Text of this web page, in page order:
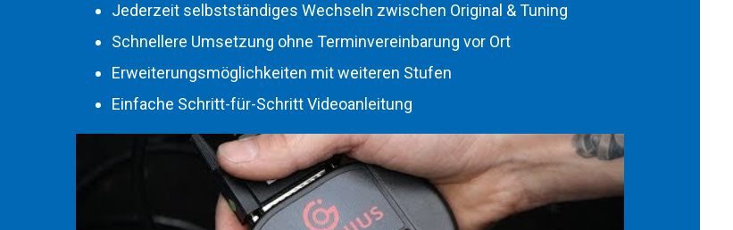
Jederzeit selbstständiges Wechseln zwischen Original & Tuning
Schnellere Umsetzung ohne Terminvereinbarung vor Ort
Erweiterungsmöglichkeiten mit weiteren Stufen
Einfache Schritt-für-Schritt Videoanleitung